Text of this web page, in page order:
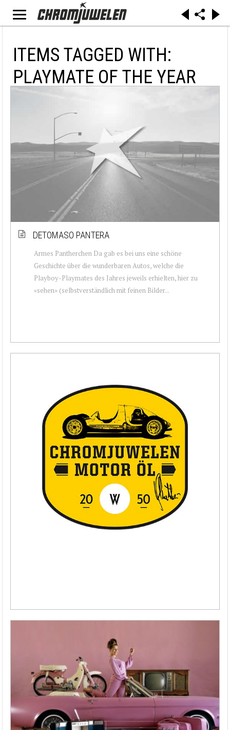
ITEMS TAGGED WITH:
PLAYMATE OF THE YEAR
DETOMASO PANTERA
Armes Pantherchen Da gab es bei uns eine schöne
Geschichte über die wunderbaren Autos, welche die
Playboy-Playmates des Jahres jeweils erhielten, hier zu
«sehen» (selbstverständlich mit feinen Bilder...